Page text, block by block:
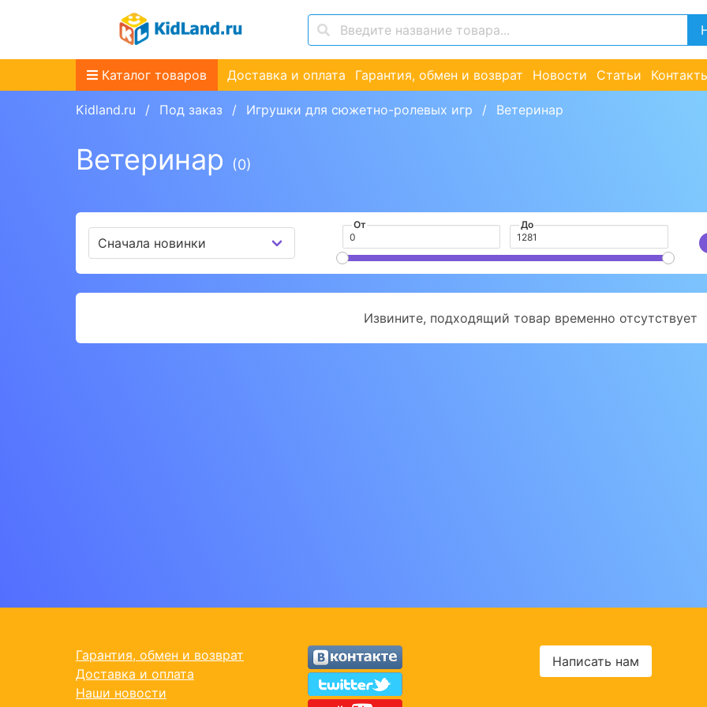
Каталог товаров Доставка и оплата Гарантия, обмен и возврат Новости Статьи
Kidland.ru Под заказ Игрушки для сюжетно-ролевых игр Ветеринар
Ветеринар (0)
От До
Извините, подходящий товар временно отсутствует
Гарантия, обмен и возврат
Доставка и оплата
Наши новости
Написать нам